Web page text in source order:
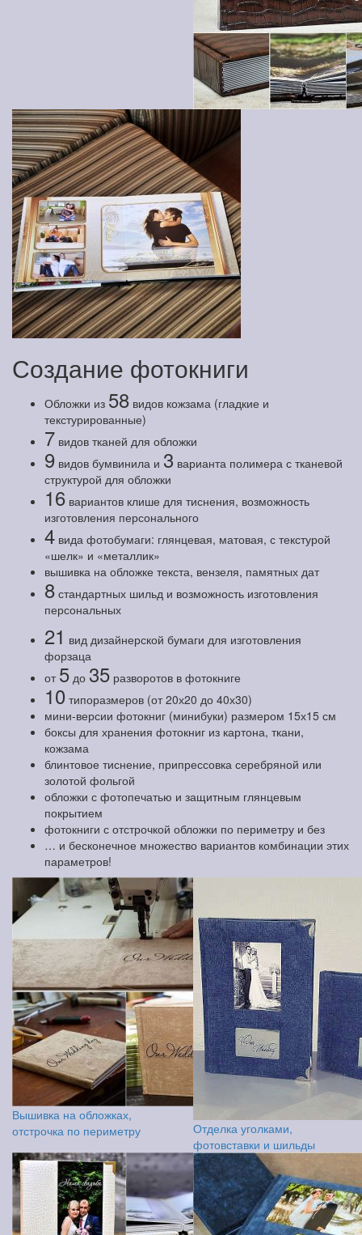
Создание фотокниги
Обложки из 58 видов кожзама (гладкие и
текстурированные)
7 видов тканей для обложки
9 видов бумвинила и 3 варианта полимера с тканевой
структурой для обложки
16 вариантов клише для тиснения, возможность
изготовления персонального
4 вида фотобумаги: глянцевая, матовая, с текстурой
«шелк» и «металлик»
вышивка на обложке текста, вензеля, памятных дат
8 стандартных шильд и возможность изготовления
персональных
21 вид дизайнерской бумаги для изготовления
форзаца
от 5 до 35 разворотов в фотокниге
10 типоразмеров (от 20х20 до 40х30)
мини-версии фотокниг (минибуки) размером 15х15 см
боксы для хранения фотокниг из картона, ткани,
кожзама
блинтовое тиснение, припрессовка серебряной или
золотой фольгой
обложки с фотопечатью и защитным глянцевым
покрытием
фотокниги с отстрочкой обложки по периметру и без
… и бесконечное множество вариантов комбинации этих
параметров!
Вышивка на обложках,
отстрочка по периметру
Отделка уголками,
фотовставки и шильды